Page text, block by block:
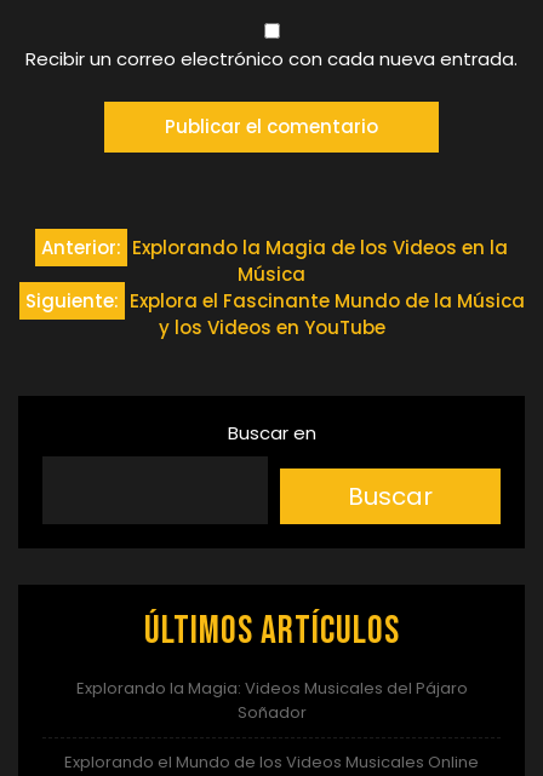
Recibir un correo electrónico con cada nueva entrada.
Navegación
de
Anterior: Explorando la Magia de los Videos en la
Música
Siguiente: Explora el Fascinante Mundo de la Música
y los Videos en YouTube
Buscar en
Buscar
Últimos artículos
Explorando la Magia: Videos Musicales del Pájaro
Soñador
Explorando el Mundo de los Videos Musicales Online